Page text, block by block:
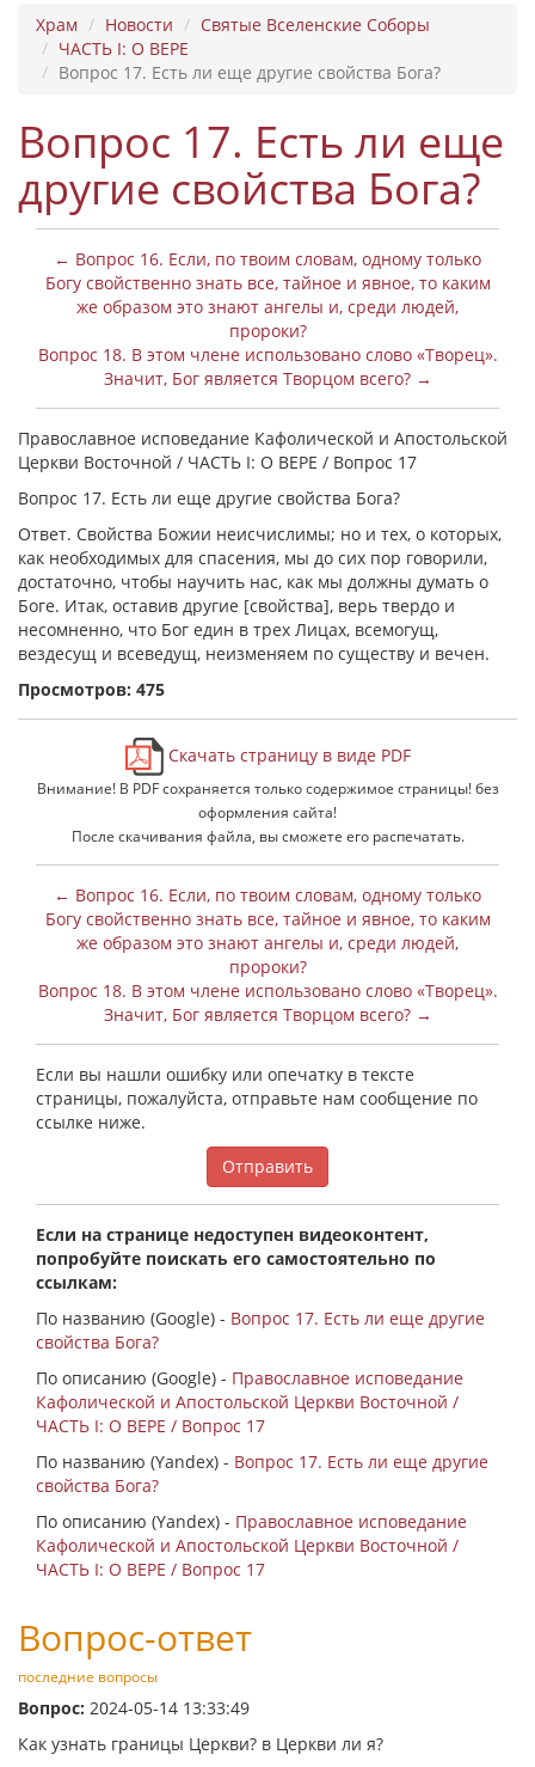
Храм Новости
Святые Вселенские Соборы
ЧАСТЬ I: О ВЕРЕ
Вопрос 17. Есть ли еще другие свойства Бога?
Вопрос 17. Есть ли еще
другие свойства Бога?
← Вопрос 16. Если, по твоим словам, одному только
Богу свойственно знать все, тайное и явное, то каким
же образом это знают ангелы и, среди людей,
пророки?
Вопрос 18. В этом члене использовано слово «Творец».
Значит, Бог является Творцом всего? →
Православное исповедание Кафолической и Апостольской
Церкви Восточной / ЧАСТЬ I: О ВЕРЕ / Вопрос 17
Вопрос 17. Есть ли еще другие свойства Бога?
Ответ. Свойства Божии неисчислимы; но и тех, о которых,
как необходимых для спасения, мы до сих пор говорили,
достаточно, чтобы научить нас, как мы должны думать о
Боге. Итак, оставив другие [свойства], верь твердо и
несомненно, что Бог един в трех Лицах, всемогущ,
вездесущ и всеведущ, неизменяем по существу и вечен.
Просмотров: 475
Скачать страницу в виде PDF
Внимание! В PDF сохраняется только содержимое страницы! без
оформления сайта!
После скачивания файла, вы сможете его распечатать.
← Вопрос 16. Если, по твоим словам, одному только
Богу свойственно знать все, тайное и явное, то каким
же образом это знают ангелы и, среди людей,
пророки?
Вопрос 18. В этом члене использовано слово «Творец».
Значит, Бог является Творцом всего? →
Если вы нашли ошибку или опечатку в тексте
страницы, пожалуйста, отправьте нам сообщение по
ссылке ниже.
Отправить
Если на странице недоступен видеоконтент,
попробуйте поискать его самостоятельно по
ссылкам:
По названию (Google) - Вопрос 17. Есть ли еще другие
свойства Бога?
По описанию (Google) - Православное исповедание
Кафолической и Апостольской Церкви Восточной /
ЧАСТЬ I: О ВЕРЕ / Вопрос 17
По названию (Yandex) - Вопрос 17. Есть ли еще другие
свойства Бога?
По описанию (Yandex) - Православное исповедание
Кафолической и Апостольской Церкви Восточной /
ЧАСТЬ I: О ВЕРЕ / Вопрос 17
Вопрос-ответ
последние вопросы
Вопрос: 2024-05-14 13:33:49
Как узнать границы Церкви? в Церкви ли я?